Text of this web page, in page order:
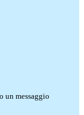
un messaggio